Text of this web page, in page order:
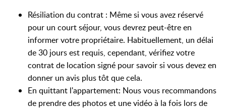
Résiliation du contrat : Même si vous avez réservé
pour un court séjour, vous devrez peut-être en
informer votre propriétaire. Habituellement, un délai
de 30 jours est requis, cependant, vérifiez votre
contrat de location signé pour savoir si vous devez en
donner un avis plus tôt que cela.
En quittant l'appartement: Nous vous recommandons
de prendre des photos et une vidéo à la fois lors de